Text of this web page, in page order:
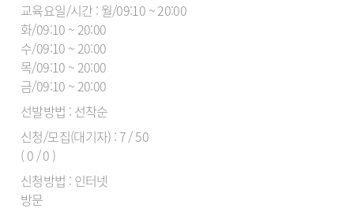
월/09:10 ~ 20:00
화/09:10 ~ 20:00
수/09:10 ~ 20:00
목/09:10 ~ 20:00
금/09:10 ~ 20:00
선착순
7 / 50
( 0 / 0 )
인터넷
방문